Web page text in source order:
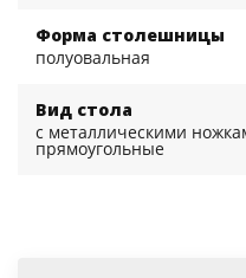
Форма столешницы
полуовальная
Вид стола
с металлическими
прямоугольные